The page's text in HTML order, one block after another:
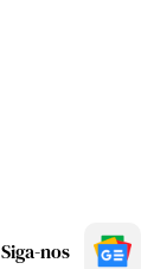
Siga-nos